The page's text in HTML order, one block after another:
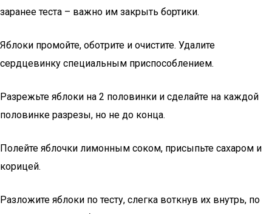
заранее теста – важно им закрыть бортики.
Яблоки промойте, оботрите и очистите. Удалите
сердцевинку специальным приспособлением.
Разрежьте яблоки на 2 половинки и сделайте на каждой
половинке разрезы, но не до конца.
Полейте яблочки лимонным соком, присыпьте сахаром и
корицей.
Разложите яблоки по тесту, слегка воткнув их внутрь, по